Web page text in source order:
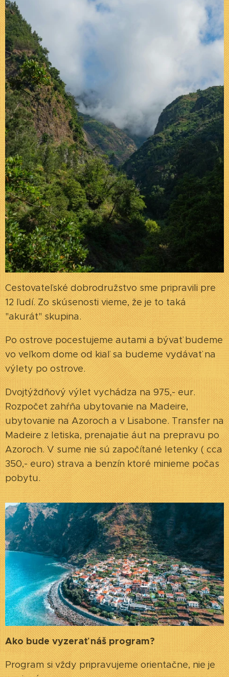
Cestovateľské dobrodružstvo sme pripravili pre
12 ľudí. Zo skúsenosti vieme, že je to taká
"akurát" skupina.
Po ostrove pocestujeme autami a bývať budeme
vo veľkom dome od kiaľ sa budeme vydávať na
výlety po ostrove.
Dvojtýždňový výlet vychádza na 975,- eur.
Rozpočet zahŕňa ubytovanie na Madeire,
ubytovanie na Azoroch a v Lisabone. Transfer na
Madeire z letiska, prenajatie áut na prepravu po
Azoroch. V sume nie sú započítané letenky ( cca
350,- euro) strava a benzín ktoré minieme počas
pobytu.
Ako bude vyzerať náš program?
Program si vždy pripravujeme orientačne, nie je